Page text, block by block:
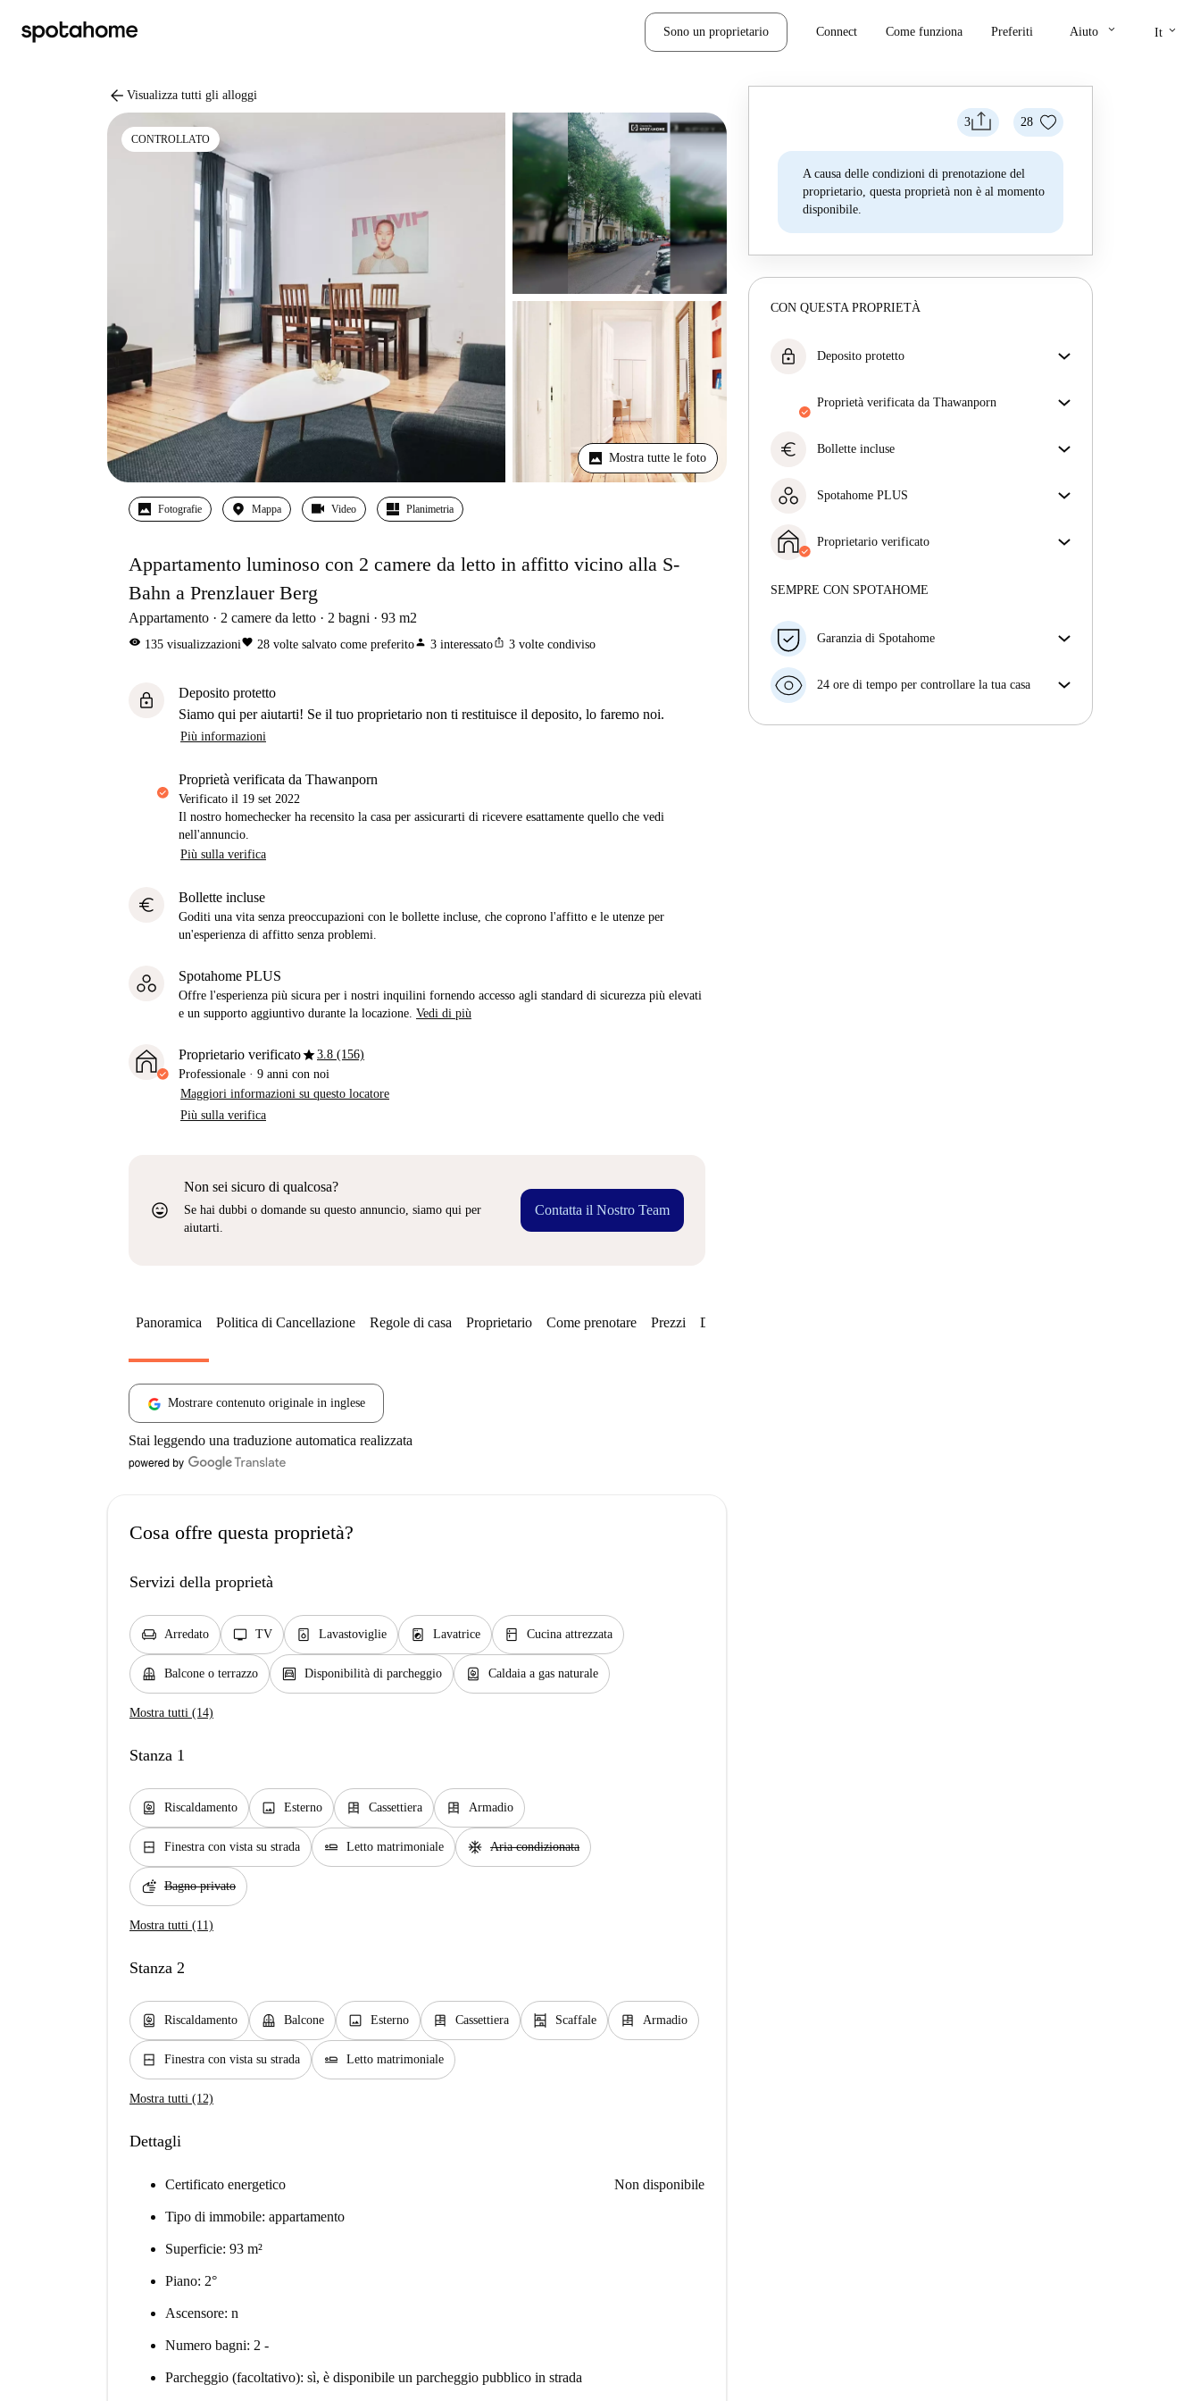
Sono un proprietario Connect Come funziona Preferiti Aiuto keyboard_arrow_down It keyboard_arrow_down
arrow_back Visualizza tutti gli alloggi
CONTROLLATO
Mostra tutte le foto
Fotografie Mappa Video Planimetria
Appartamento luminoso con 2 camere da letto in affitto vicino alla S-
Bahn a Prenzlauer Berg
Appartamento 2 camere da letto 2 bagni 93 m2
visibility 135 visualizzazionifavorite 28 volte salvato come preferitoperson 3 interessatoios_share 3 volte condiviso
lock
Deposito protetto
Siamo qui per aiutarti! Se il tuo proprietario non ti restituisce il deposito, lo faremo noi.
Più informazioni
proprietà verificata da Thawanporn
Verificato il 19 set 2022
Il nostro homechecker ha recensito la casa per assicurarti di ricevere esattamente quello che vedi
nell'annuncio.
Più sulla verifica
euro Bollette incluse
Goditi una vita senza preoccupazioni con le bollette incluse, che coprono l'affitto e le utenze per
un'esperienza di affitto senza problemi.
Spotahome PLUS
Offre l'esperienza più sicura per i nostri inquilini fornendo accesso agli standard di sicurezza più elevati
e un supporto aggiuntivo durante la locazione. Vedi di più
Proprietario verificatostar3.8 (156)
Professionale · 9 anni con noi
Maggiori informazioni su questo locatore
Più sulla verifica
sentiment_very_satisfied
Non sei sicuro di qualcosa?
Se hai dubbi o domande su questo annuncio, siamo qui per
aiutarti.
Contatta il Nostro Team
3 28
A causa delle condizioni di prenotazione del
proprietario, questa proprietà non è al momento
disponibile.
CON QUESTA PROPRIETÀ
lock Deposito protetto
restituisce il deposito, lo faremo noi.
Più informazioni
proprietà verificata da Thawanporn
assicurarti di ricevere esattamente quello che vedi
Più sulla verifica
euro Bollette incluse
incluse, che coprono l'affitto e le utenze per
Spotahome PLUS
fornendo accesso agli standard di sicurezza più
elevati e un supporto aggiuntivo durante la
Proprietario verificato
Maggiori informazioni su questo locatore
SEMPRE CON SPOTAHOME
Garanzia di Spotahome
con breve preavviso, noi A) ti pagheremo un hotel e
B) ti rimborseremo totalmente
24 ore di tempo per controllare la tua casa
Panoramica Politica di Cancellazione Regole di casa Proprietario Come prenotare Prezzi Disponibilità
Mostrare contenuto originale in inglese
Stai leggendo una traduzione automatica realizzata
Cosa offre questa proprietà?
Servizi della proprietà
chair Arredato tv TV dishwasher_gen Lavastoviglie local_laundry_service Lavatrice kitchen Cucina attrezzata
balcony Balcone o terrazzo garage Disponibilità di parcheggio water_heater Caldaia a gas naturale
Mostra tutti (14)
Stanza 1
water_heater Riscaldamento image Esterno dresser Cassettiera dresser Armadio
window_closed Finestra con vista su strada airline_seat_flat Letto matrimoniale ac_unit Aria condizionata
soap Bagno privato
Mostra tutti (11)
Stanza 2
water_heater Riscaldamento balcony Balcone image Esterno dresser Cassettiera shelves Scaffale dresser Armadio
window_closed Finestra con vista su strada airline_seat_flat Letto matrimoniale
Mostra tutti (12)
Dettagli
Certificato energetico Non disponibile
Tipo di immobile: appartamento
Superficie: 93 m²
Piano: 2°
Ascensore: n
Numero bagni: 2 -
Parcheggio (facoltativo): sì, è disponibile un parcheggio pubblico in strada